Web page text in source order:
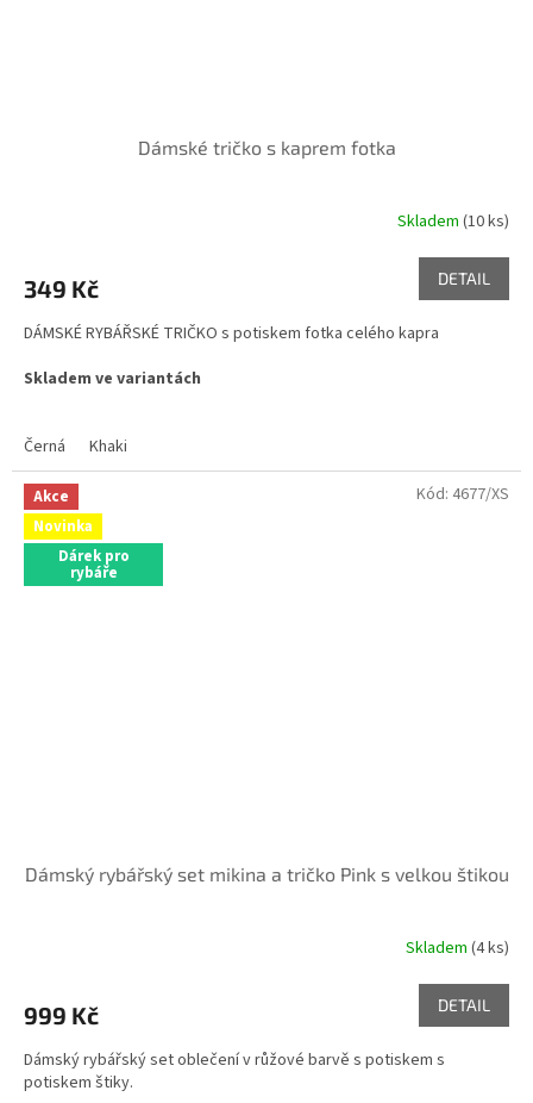
Dámské tričko s kaprem fotka
Skladem (10 ks)
349 Kč DETAIL
DÁMSKÉ RYBÁŘSKÉ TRIČKO s potiskem fotka celého kapra
Skladem ve variantách
Černá Khaki
Akce
Novinka
Dárek pro
rybáře
Dámský rybářský set mikina a tričko Pink s velkou štikou
je
z
5
Skladem(4 ks)
999 Kč DETAIL
Dámský rybářský set oblečení v růžové barvě s potiskem s
potiskem štiky.
Kód: 4677/XS